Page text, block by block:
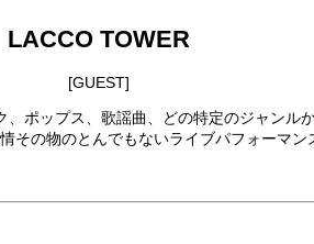
LACCO TOWER
[GUEST]
ポップス、歌謡曲、どの特定のジャンル
の物のとんでもないライブパフォーマン